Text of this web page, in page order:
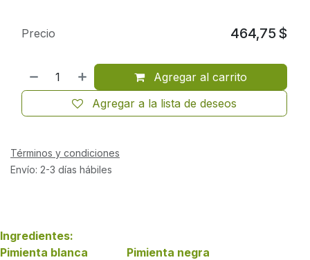
Agregar al carrito
Agregar a la lista de deseos
Precio 464,75 $
Términos y condiciones
Envío: 2-3 días hábiles
Ingredientes:
Pimienta blanca Pimienta negra